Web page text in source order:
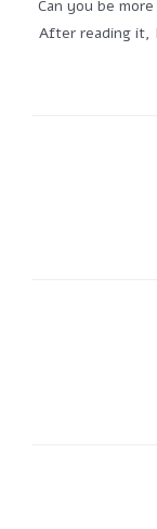
Can you be
After reading it,